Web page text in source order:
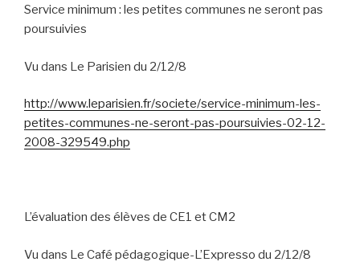
Service minimum : les petites communes ne seront pas
poursuivies
Vu dans Le Parisien du 2/12/8
http://www.leparisien.fr/societe/service-minimum-les-
petites-communes-ne-seront-pas-poursuivies-02-12-
2008-329549.php
L’évaluation des élèves de CE1 et CM2
Vu dans Le Café pédagogique-L’Expresso du 2/12/8